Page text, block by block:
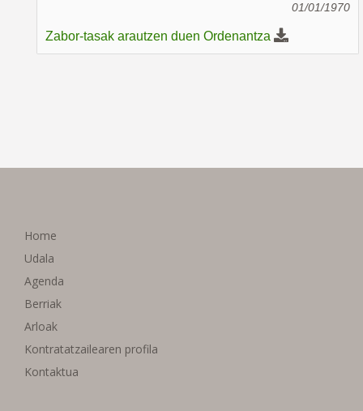
01/01/1970
Zabor-tasak arautzen duen Ordenantza
Home
Udala
Agenda
Berriak
Arloak
Kontratatzailearen profila
Kontaktua